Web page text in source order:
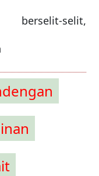
berselit-selit,